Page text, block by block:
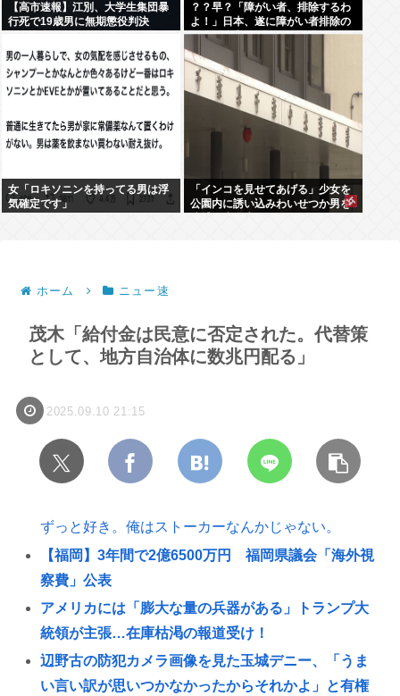
【高市速報】江別、大学生集団暴
行死で19歳男に無期懲役判決
？？早？「障がい者、排除するわ
よ！」日本、遂に障がい者排除の
為に動き出す。
女「ロキソニンを持ってる男は浮
気確定です」
「インコを見せてあげる」少女を
公園内に誘い込みわいせつか男を
ホーム ニュー速
茂木「給付金は民意に否定された。代替策
として、地方自治体に数兆円配る」
2025.09.10 21:15
ずっと好き。俺はストーカーなんかじゃない。
【福岡】3年間で2億6500万円 福岡県議会「海外視
察費」公表
アメリカには「膨大な量の兵器がある」トランプ大
統領が主張…在庫枯渇の報道受け！
辺野古の防犯カメラ画像を見た玉城デニー、「うま
い言い訳が思いつかなかったからそれかよ」と有権